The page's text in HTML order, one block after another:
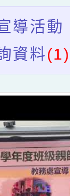
導活動
資料(1)